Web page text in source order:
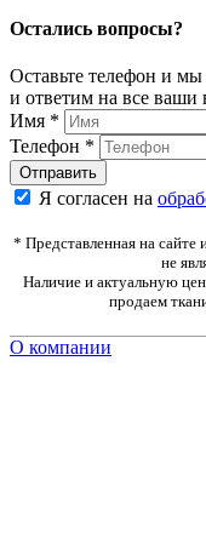
Остались вопросы?
Оставьте телефон и
и ответим на все ваши
Имя *
Телефон *
Я согласен на
* Представленная на сайте
не
Наличие и актуальную
продаем
О компании